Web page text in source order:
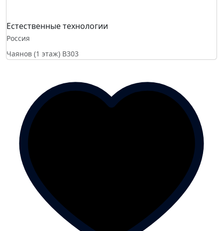
Естественные технологии
Россия
Чаянов (1 этаж) B303